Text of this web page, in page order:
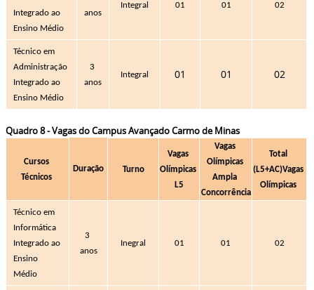
Integrado ao
Ensino Médio
anos
Integral 01 01 02
Técnico em
Administração
Integrado ao
Ensino Médio
3
anos
Integral 01 01 02
Quadro 8 - Vagas do Campus Avançado Carmo de Minas
Cursos
Técnicos
Duração Turno
Vagas
Olímpicas
L5
Vagas
Olímpicas
Ampla
Concorrência
Total
(L5+AC)Vagas
Olímpicas
Técnico em
Informática
Integrado ao
Ensino
Médio
3
anos
Inegral 01 01 02